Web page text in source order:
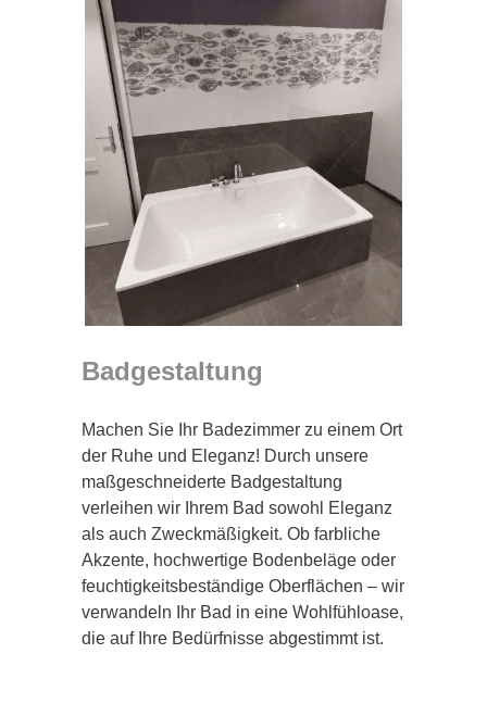
Badgestaltung
Machen Sie Ihr Badezimmer zu einem Ort
der Ruhe und Eleganz! Durch unsere
maßgeschneiderte Badgestaltung
verleihen wir Ihrem Bad sowohl Eleganz
als auch Zweckmäßigkeit. Ob farbliche
Akzente, hochwertige Bodenbeläge oder
feuchtigkeitsbeständige Oberflächen – wir
verwandeln Ihr Bad in eine Wohlfühloase,
die auf Ihre Bedürfnisse abgestimmt ist.